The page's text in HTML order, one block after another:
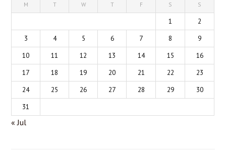
M T W T F S S
1
2
3
4 5 6 7 8
9
10
11 12 13 14 15
16
17
18 19 20 21 22
23
24
25 26 27 28 29
30
31
« Jul